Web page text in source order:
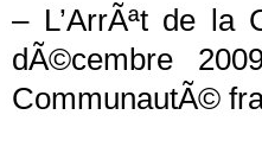
– L’ArrÃªt de la
dÃ©cembre
CommunautÃ©